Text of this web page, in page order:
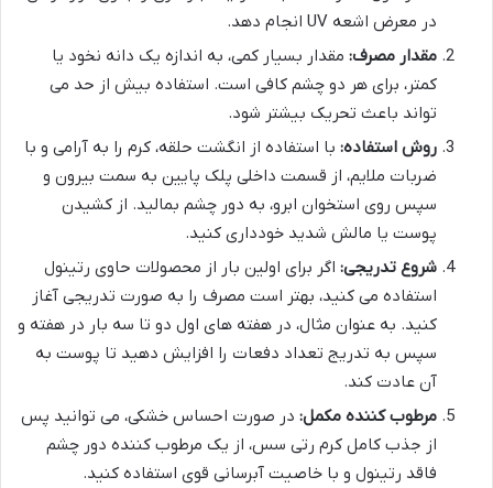
در معرض اشعه UV انجام دهد.
مقدار مصرف: مقدار بسیار کمی، به اندازه یک دانه نخود یا
کمتر، برای هر دو چشم کافی است. استفاده بیش از حد می
تواند باعث تحریک بیشتر شود.
روش استفاده: با استفاده از انگشت حلقه، کرم را به آرامی و با
ضربات ملایم، از قسمت داخلی پلک پایین به سمت بیرون و
سپس روی استخوان ابرو، به دور چشم بمالید. از کشیدن
پوست یا مالش شدید خودداری کنید.
شروع تدریجی: اگر برای اولین بار از محصولات حاوی رتینول
استفاده می کنید، بهتر است مصرف را به صورت تدریجی آغاز
کنید. به عنوان مثال، در هفته های اول دو تا سه بار در هفته و
سپس به تدریج تعداد دفعات را افزایش دهید تا پوست به
آن عادت کند.
مرطوب کننده مکمل: در صورت احساس خشکی، می توانید پس
از جذب کامل کرم رتی سس، از یک مرطوب کننده دور چشم
فاقد رتینول و با خاصیت آبرسانی قوی استفاده کنید.